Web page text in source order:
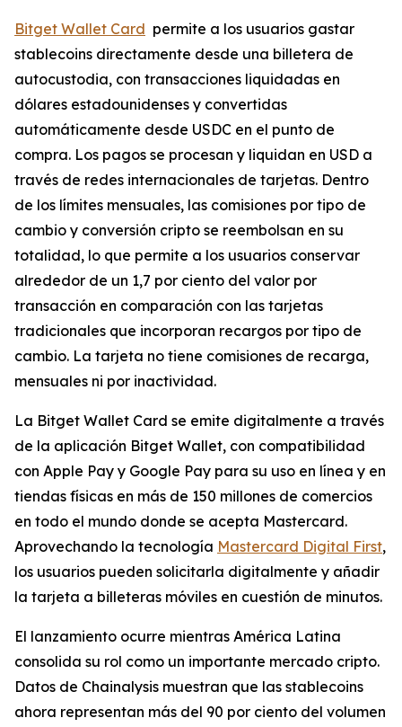
Bitget Wallet Card permite a los usuarios gastar
stablecoins directamente desde una billetera de
autocustodia, con transacciones liquidadas en
dólares estadounidenses y convertidas
automáticamente desde USDC en el punto de
compra. Los pagos se procesan y liquidan en USD a
través de redes internacionales de tarjetas. Dentro
de los límites mensuales, las comisiones por tipo de
cambio y conversión cripto se reembolsan en su
totalidad, lo que permite a los usuarios conservar
alrededor de un 1,7 por ciento del valor por
transacción en comparación con las tarjetas
tradicionales que incorporan recargos por tipo de
cambio. La tarjeta no tiene comisiones de recarga,
mensuales ni por inactividad.
La Bitget Wallet Card se emite digitalmente a través
de la aplicación Bitget Wallet, con compatibilidad
con Apple Pay y Google Pay para su uso en línea y en
tiendas físicas en más de 150 millones de comercios
en todo el mundo donde se acepta Mastercard.
Aprovechando la tecnología Mastercard Digital First,
los usuarios pueden solicitarla digitalmente y añadir
la tarjeta a billeteras móviles en cuestión de minutos.
El lanzamiento ocurre mientras América Latina
consolida su rol como un importante mercado cripto.
Datos de Chainalysis muestran que las stablecoins
ahora representan más del 90 por ciento del volumen